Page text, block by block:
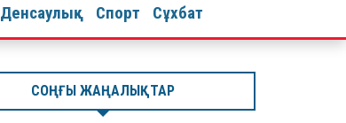
Денсаулық Спорт Сұхбат
СОҢҒЫ ЖАҢАЛЫҚТАР